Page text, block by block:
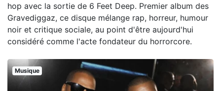
hop avec la sortie de 6 Feet Deep. Premier album des
Gravediggaz, ce disque mélange rap, horreur, humour
noir et critique sociale, au point d'être aujourd'hui
considéré comme l'acte fondateur du horrorcore.
Musique